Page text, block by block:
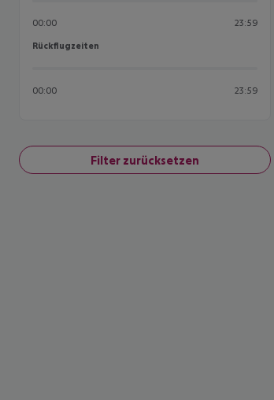
00:00 23:59
Rückflugzeiten
Rückflugzeiten
00:00 23:59
Filter zurücksetzen